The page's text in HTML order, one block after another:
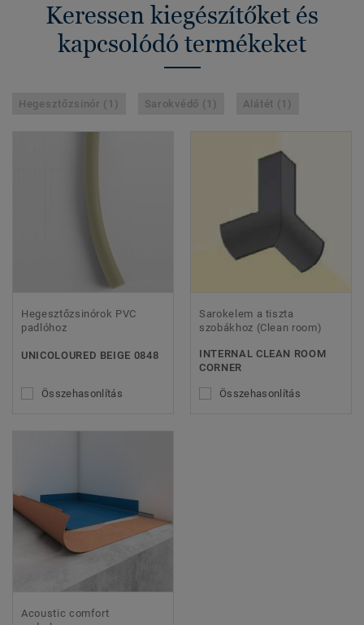
Keressen kiegészítőket és
kapcsolódó termékeket
Hegesztőzsinór (1) Sarokvédő (1) Alátét (1)
Hegesztőzsinórok PVC
padlóhoz
UNICOLOURED BEIGE 0848
Összehasonlítás
Sarokelem a tiszta
szobákhoz (Clean room)
INTERNAL CLEAN ROOM
CORNER
Összehasonlítás
Acoustic comfort